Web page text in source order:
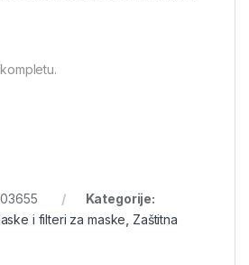
Kategorije:
i filteri za maske Zaštitna